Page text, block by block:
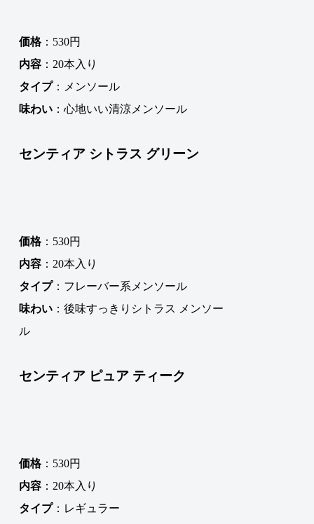
価格：530円
内容 ：20本入り
タイプ：メンソール
味わい ：心地いい清涼メンソール
センティア シトラス グリーン
価格：530円
内容 ：20本入り
タイプ：フレーバー系メンソール
味わい ：後味すっきりシトラス メンソー
ル
センティア ピュア ティーク
価格：530円
内容 ：20本入り
タイプ：レギュラー